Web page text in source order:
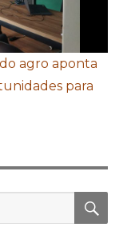
agro aponta
para